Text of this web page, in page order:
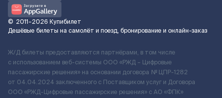
© 2011–2026 Купибилет
Дешёвые билеты на самолёт и поезд, бронирование и онлайн-заказ
Ж/Д билеты предоставляются партнёрами, в том числе
с использованием веб-системы ООО «РЖД – Цифровые
пассажирские решения» на основании договора № ЦПР-1282
от 04.04.2024 заключенного с Поставщиком услуг и Договора
ООО «РЖД-Цифровые пассажирские решения» c АО «ФПК»